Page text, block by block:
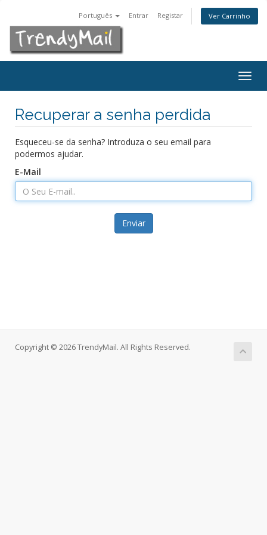
Português Entrar Registar Ver Carrinho
Recuperar a senha perdida
Esqueceu-se da senha? Introduza o seu email para
podermos ajudar.
E-Mail
Enviar
Copyright © 2026 TrendyMail. All Rights Reserved.